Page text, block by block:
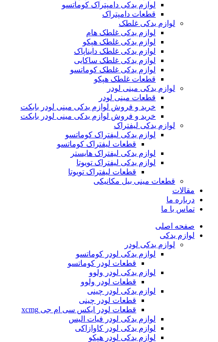
لوازم یدکی دامپتراک کوماتسو
قطعات دامپتراک
لوازم یدکی غلطک
لوازم یدکی غلطک هام
لوازم یدکی غلطک هپکو
لوازم یدکی غلطک دایناپاک
لوازم یدکی غلطک ساکایی
لوازم یدکی غلطک کوماتسو
قطعات غلطک هپکو
لوازم یدکی مینی لودر
قطعات مینی لودر
خرید و فروش لوازم یدکی مینی لودر بابکت
خرید و فروش لوازم یدکی مینی لودر بابکت
لوازم یدکی لیفتراک
لوازم یدکی لیفتراک کوماتسو
قطعات لیفتراک کوماتسو
لوازم یدکی لیفتراک هایستر
لوازم یدکی لیفتراک تویوتا
قطعات لیفتراک تویوتا
قطعات مینی بیل مکانیکی
ما
با ما
اصلی
یدکی
لوازم یدکی لودر
لوازم یدکی لودر کوماتسو
قطعات لودر کوماتسو
لوازم یدکی لودر ولوو
قطعات لودر ولوو
لوازم یدکی لودر چینی
قطعات لودر چینی
قطعات لودر ایکس سی ام جی xcmg
لوازم یدکی لودر فیات الیس
لوازم یدکی لودر کاوازاکی
لوازم یدکی لودر هپکو